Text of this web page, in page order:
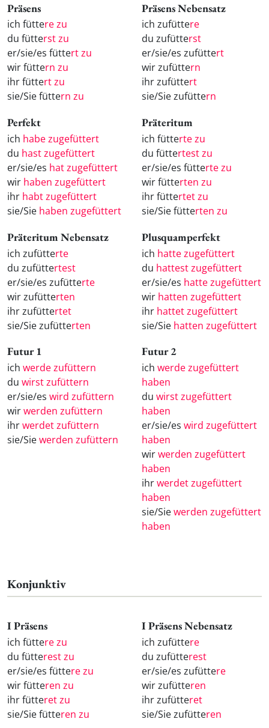
Präsens
ich füttere zu
du fütterst zu
er/sie/es füttert zu
wir füttern zu
ihr füttert zu
sie/Sie füttern zu
Präsens Nebensatz
ich zufüttere
du zufütterst
er/sie/es zufüttert
wir zufüttern
ihr zufüttert
sie/Sie zufüttern
Perfekt
ich habe zugefüttert
du hast zugefüttert
er/sie/es hat zugefüttert
wir haben zugefüttert
ihr habt zugefüttert
sie/Sie haben zugefüttert
Präteritum
ich fütterte zu
du füttertest zu
er/sie/es fütterte zu
wir fütterten zu
ihr füttertet zu
sie/Sie fütterten zu
Präteritum Nebensatz
ich zufütterte
du zufüttertest
er/sie/es zufütterte
wir zufütterten
ihr zufüttertet
sie/Sie zufütterten
Plusquamperfekt
ich hatte zugefüttert
du hattest zugefüttert
er/sie/es hatte zugefüttert
wir hatten zugefüttert
ihr hattet zugefüttert
sie/Sie hatten zugefüttert
Futur 1
ich werde zufüttern
du wirst zufüttern
er/sie/es wird zufüttern
wirwerden zufüttern
ihrwerdet zufüttern
sie/Siewerden zufüttern
Futur 2
ich werde zugefüttert
haben
du wirst zugefüttert
haben
er/sie/es wird zugefüttert
haben
wirwerden zugefüttert
haben
ihrwerdet zugefüttert
haben
sie/Siewerden zugefüttert
haben
Konjunktiv
I Präsens
ich füttere zu
du fütterest zu
er/sie/es füttere zu
wir fütteren zu
ihr fütteret zu
sie/Sie fütteren zu
I Präsens Nebensatz
ich zufüttere
du zufütterest
er/sie/es zufüttere
wir zufütteren
ihr zufütteret
sie/Sie zufütteren